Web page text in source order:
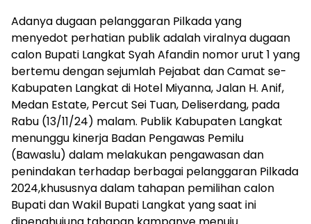
Adanya dugaan pelanggaran Pilkada yang
menyedot perhatian publik adalah viralnya dugaan
calon Bupati Langkat Syah Afandin nomor urut 1 yang
bertemu dengan sejumlah Pejabat dan Camat se-
Kabupaten Langkat di Hotel Miyanna, Jalan H. Anif,
Medan Estate, Percut Sei Tuan, Deliserdang, pada
Rabu (13/11/24) malam. Publik Kabupaten Langkat
menunggu kinerja Badan Pengawas Pemilu
(Bawaslu) dalam melakukan pengawasan dan
penindakan terhadap berbagai pelanggaran Pilkada
2024,khususnya dalam tahapan pemilihan calon
Bupati dan Wakil Bupati Langkat yang saat ini